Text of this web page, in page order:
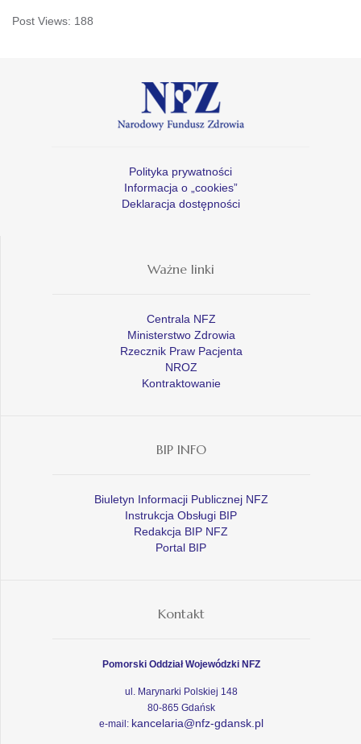
Post Views: 188
Polityka prywatności
Informacja o „cookies”
Deklaracja dostępności
Ważne linki
Centrala NFZ
Ministerstwo Zdrowia
Rzecznik Praw Pacjenta
NROZ
Kontraktowanie
BIP INFO
Biuletyn Informacji Publicznej NFZ
Instrukcja Obsługi BIP
Redakcja BIP NFZ
Portal BIP
Kontakt
Pomorski Oddział Wojewódzki NFZ
ul. Marynarki Polskiej 148
80-865 Gdańsk
e-mail: kancelaria@nfz-gdansk.pl